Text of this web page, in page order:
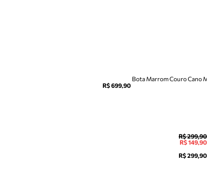
R$ 699,90
Bota Marrom Couro Cano
R$ 299,90
R$ 149,90
R$ 299,90